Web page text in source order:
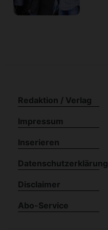
Redaktion / Verlag
Impressum
Inserieren
Datenschutzerklärung
Disclaimer
Abo-Service